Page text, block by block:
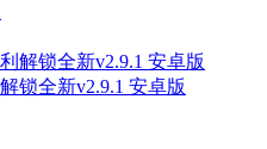
锁全新v2.9.1 安卓版